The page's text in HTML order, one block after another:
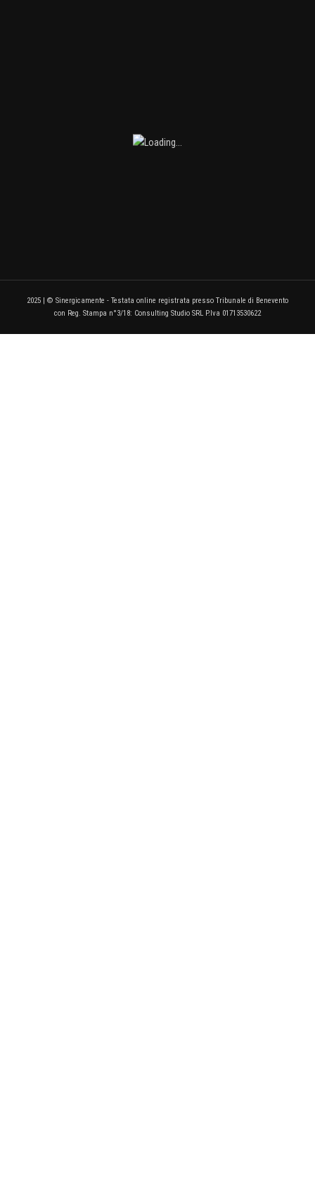
2025 | © Sinergicamente - Testata online registrata presso Tribunale di Benevento
con Reg. Stampa n°3/18: Consulting Studio SRL P.Iva 01713530622